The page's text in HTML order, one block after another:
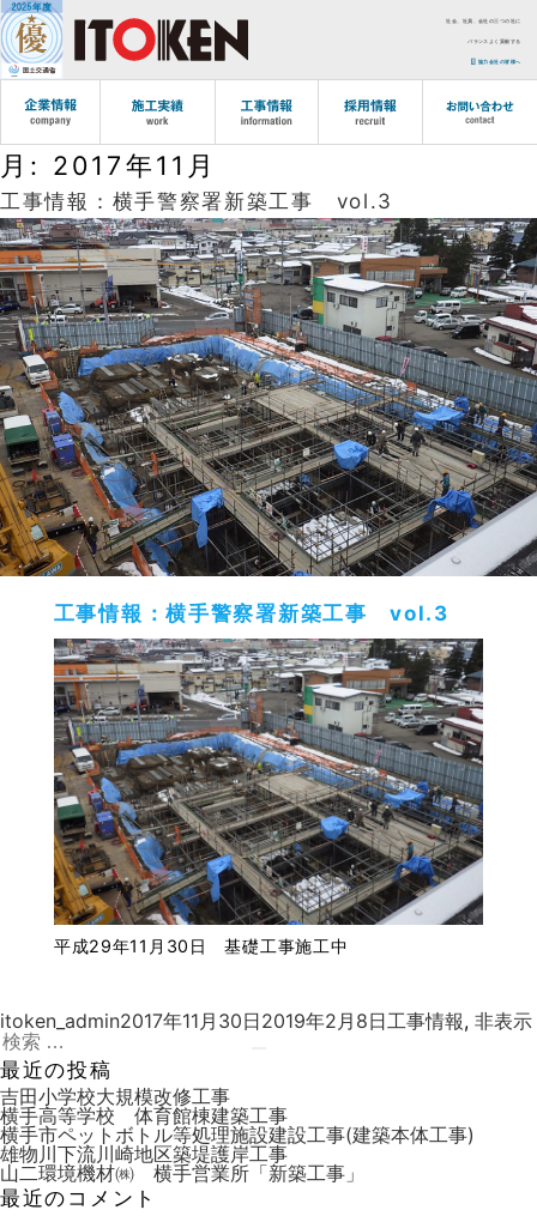
社会、社員、会社の三つの社に
バランスよく貢献する
協力会社の皆様へ
月: 2017年11月
工事情報：横手警察署新築工事 vol.3
工事情報：横手警察署新築工事 vol.3
平成29年11月30日 基礎工事施工中
投
稿
者
itoken_admin投
2017年11月30日2019年2月8日カ
工事情報, 非表示
検
索:
最近の投稿
吉田小学校大規模改修工事
横手高等学校 体育館棟建築工事
横手市ペットボトル等処理施設建設工事(建築本体工事)
雄物川下流川崎地区築堤護岸工事
山二環境機材㈱ 横手営業所「新築工事」
最近のコメント